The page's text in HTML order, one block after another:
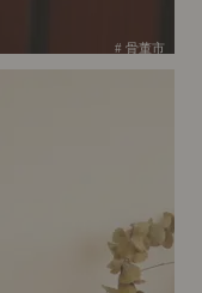
# 骨董市